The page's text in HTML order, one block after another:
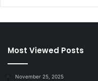
Most Viewed Posts
November 25, 2025